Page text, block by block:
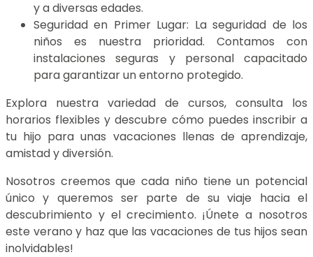
y a diversas edades.
Seguridad en Primer Lugar: La seguridad de los
niños es nuestra prioridad. Contamos con
instalaciones seguras y personal capacitado
para garantizar un entorno protegido.
Explora nuestra variedad de cursos, consulta los
horarios flexibles y descubre cómo puedes inscribir a
tu hijo para unas vacaciones llenas de aprendizaje,
amistad y diversión.
Nosotros creemos que cada niño tiene un potencial
único y queremos ser parte de su viaje hacia el
descubrimiento y el crecimiento. ¡Únete a nosotros
este verano y haz que las vacaciones de tus hijos sean
inolvidables!